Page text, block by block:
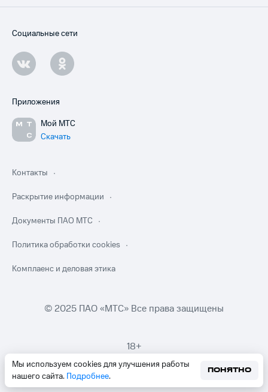
Мы используем cookies для улучшения работы
нашего сайта. Подробнее.
ПОНЯТНО
Социальные сети
Приложения
Мой МТС
Скачать
Контакты
Раскрытие информации
Документы ПАО МТС
Политика обработки cookies
Комплаенс и деловая этика
© 2025 ПАО «МТС» Все права защищены
18+